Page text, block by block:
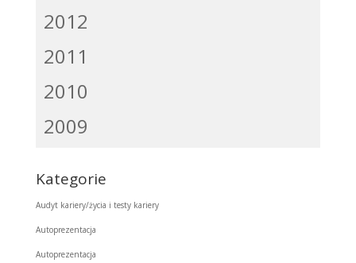
2012
2011
2010
2009
Kategorie
Audyt kariery/życia i testy kariery
Autoprezentacja
Autoprezentacja